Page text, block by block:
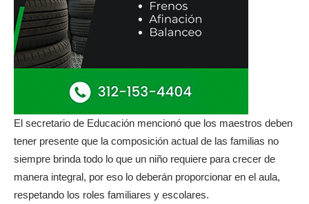
El secretario de Educación mencionó que los maestros deben
tener presente que la composición actual de las familias no
siempre brinda todo lo que un niño requiere para crecer de
manera integral, por eso lo deberán proporcionar en el aula,
respetando los roles familiares y escolares.